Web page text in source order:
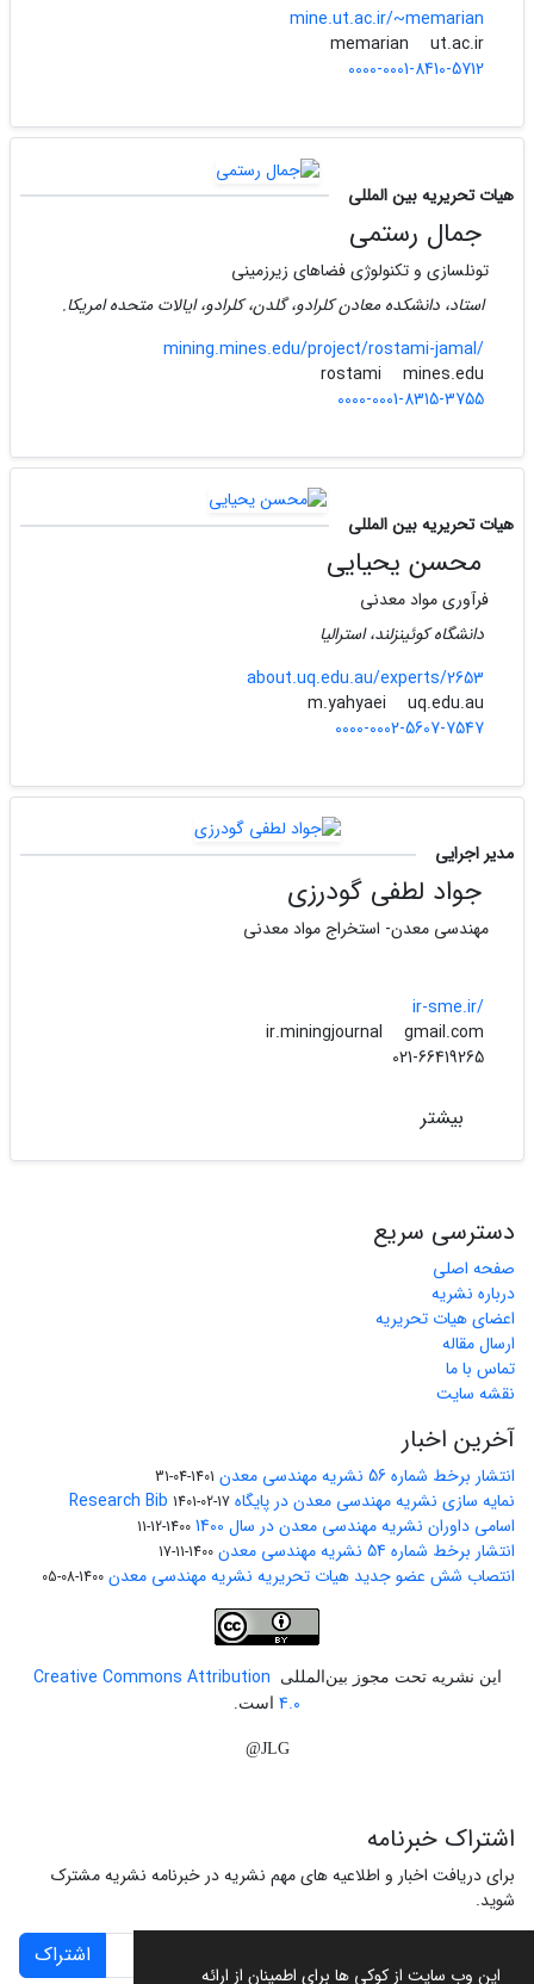
این وب سایت از کوکی ها برای اطمینان از ارائه
mine.ut.ac.ir/~memarian
memarian
ut.ac.ir
0000-0001-8410-5712
هیات تحریریه بین المللی
جمال رستمی
تونلسازی و تکنولوژی فضاهای زیرزمینی
استاد، دانشکده معادن کلرادو، گلدن، کلرادو، ایالات متحده امریکا.
mining.mines.edu/project/rostami-jamal/
mines.edu
0000-0001-8315-3755
هیات تحریریه بین المللی
محسن یحیایی
فرآوری مواد معدنی
دانشگاه کوئینزلند، استرالیا
about.uq.edu.au/experts/2653
uq.edu.au
0000-0002-5607-7547
مدیر اجرایی
جواد لطفی گودرزی
مهندسی معدن- استخراج مواد معدنی
ir-sme.ir/
gmail.com
021-66419265
بیشتر
دسترسی سریع
صفحه اصلی
درباره نشریه
اعضای هیات تحریریه
ارسال مقاله
تماس با ما
نقشه سایت
آخرین اخبار
انتشار برخط شماره 56 نشریه مهندسی معدن 1401-04-31
نمایه سازی نشریه مهندسی معدن در پایگاه Research Bib 1401-02-17
اسامی داوران نشریه مهندسی معدن در سال 1400 1400-12-11
انتشار برخط شماره 54 نشریه مهندسی معدن 1400-11-17
انتصاب شش عضو جدید هیات تحریریه نشریه مهندسی معدن 1400-08-05
این نشریه تحت مجوز بین‌المللی
Creative Commons Attribution
4.0 است.
JLG@
اشتراک خبرنامه
برای دریافت اخبار و اطلاعیه های مهم نشریه در خبرنامه نشریه مشترک
شوید.
اشتراک